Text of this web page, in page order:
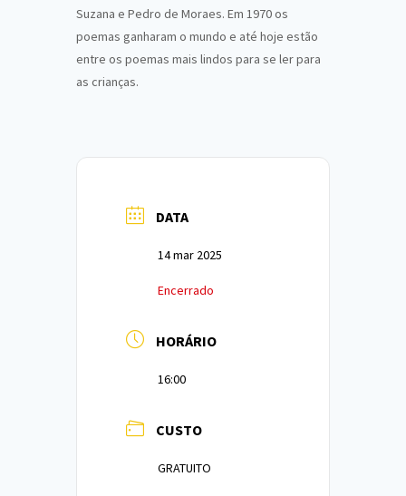
Suzana e Pedro de Moraes. Em 1970 os
poemas ganharam o mundo e até hoje estão
entre os poemas mais lindos para se ler para
as crianças.
DATA
14 mar 2025
Encerrado
HORÁRIO
16:00
CUSTO
GRATUITO